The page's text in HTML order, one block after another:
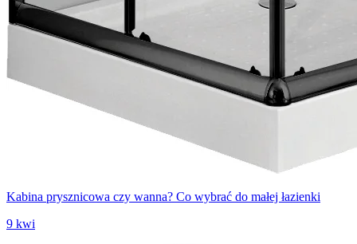
Kabina prysznicowa czy wanna? Co wybrać do małej łazienki
9 kwi